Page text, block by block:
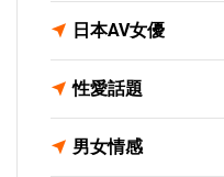
日本AV女優
性愛話題
男女情感